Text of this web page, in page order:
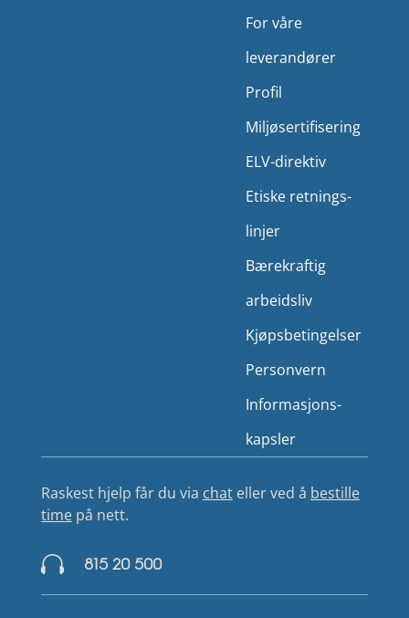
For våre
leverandører
Profil
Miljø­sertifisering
ELV-direktiv
Etiske retnings­
linjer
Bærekraftig
arbeidsliv
Kjøps­betingelser
Person­vern
Informasjons­
kapsler
Raskest hjelp får du via chateller ved å bestille
timepå nett.
 815 20 500